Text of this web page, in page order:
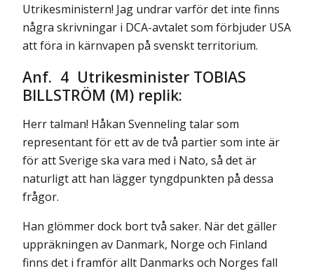
Utrikesministern! Jag undrar varför det inte finns
några skrivningar i DCA-avtalet som förbjuder USA
att föra in kärnvapen på svenskt territorium.
Anf. 4 Utrikesminister TOBIAS
BILLSTRÖM (M) replik:
Herr talman! Håkan Svenneling talar som
representant för ett av de två partier som inte är
för att Sverige ska vara med i Nato, så det är
naturligt att han lägger tyngdpunkten på dessa
frågor.
Han glömmer dock bort två saker. När det gäller
uppräkningen av Danmark, Norge och Finland
finns det i framför allt Danmarks och Norges fall